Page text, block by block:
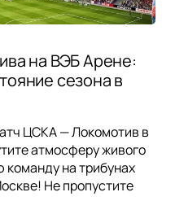
на ВЭБ Арене:
сезона в
ЦСКА — Локомотив в
атмосферу живого
на трибунах
Не пропустите